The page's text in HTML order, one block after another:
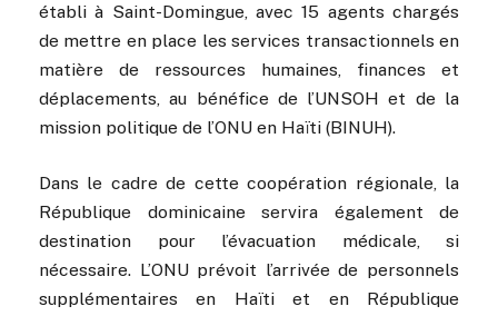
établi à Saint-Domingue, avec 15 agents chargés
de mettre en place les services transactionnels en
matière de ressources humaines, finances et
déplacements, au bénéfice de l’UNSOH et de la
mission politique de l’ONU en Haïti (BINUH).
Dans le cadre de cette coopération régionale, la
République dominicaine servira également de
destination pour l’évacuation médicale, si
nécessaire. L’ONU prévoit l’arrivée de personnels
supplémentaires en Haïti et en République